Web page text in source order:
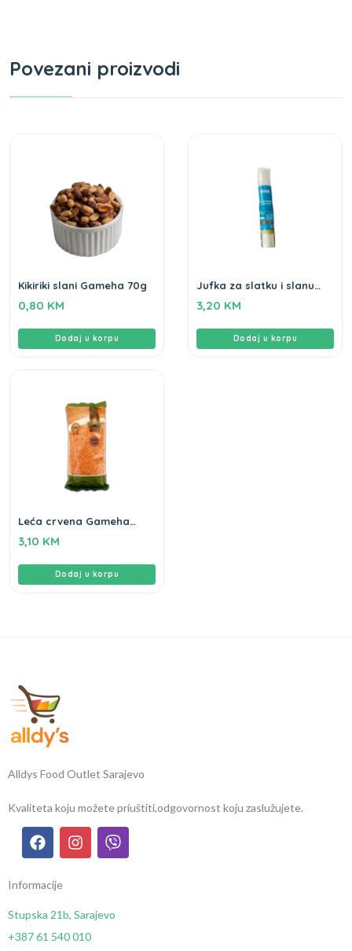
Povezani proizvodi
Kikiriki slani Gameha 70g
0,80 KM
Dodaj u korpu
Jufka za slatku i slanu
3,20 KM
Dodaj u korpu
Leća crvena Gameha
3,10 KM
Dodaj u korpu
Alldys Food Outlet Sarajevo
Kvaliteta koju možete priuštiti,odgovornost koju zaslužujete.
Informacije
Stupska 21b, Sarajevo
+387 61 540 010